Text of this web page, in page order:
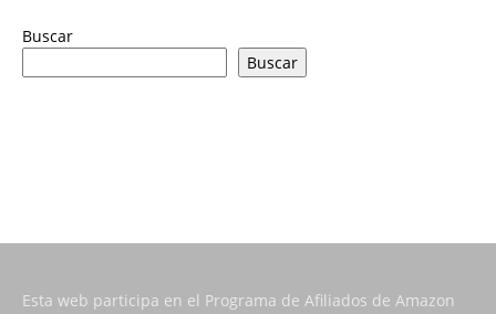
Buscar
Buscar
Esta web participa en el Programa de Afiliados de Amazon